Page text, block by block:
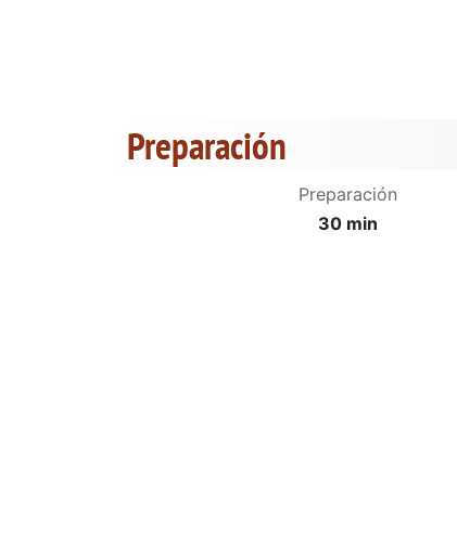
Preparación
Preparación
30 min